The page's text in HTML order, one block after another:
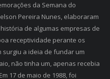
da Semana do
Pereira Nunes, elaboraram
de algumas empresas de
receptividade perante os
surgiu a ideia de fundar um
não tinha um, apenas recebia
17 de maio de 1988, foi